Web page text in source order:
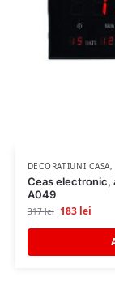
DECORATIUNI CASA,
Ceas electronic,
A049
317lei 183 lei